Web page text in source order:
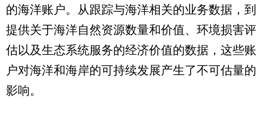
的海洋账户。从跟踪与海洋相关的业务数据，到
提供关于海洋自然资源数量和价值、环境损害评
估以及生态系统服务的经济价值的数据，这些账
户对海洋和海岸的可持续发展产生了不可估量的
影响。